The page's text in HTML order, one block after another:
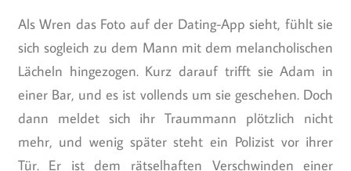
Als Wren das Foto auf der Dating-App sieht, fühlt sie
sich sogleich zu dem Mann mit dem melancholischen
Lächeln hingezogen. Kurz darauf trifft sie Adam in
einer Bar, und es ist vollends um sie geschehen. Doch
dann meldet sich ihr Traummann plötzlich nicht
mehr, und wenig später steht ein Polizist vor ihrer
Tür. Er ist dem rätselhaften Verschwinden einer